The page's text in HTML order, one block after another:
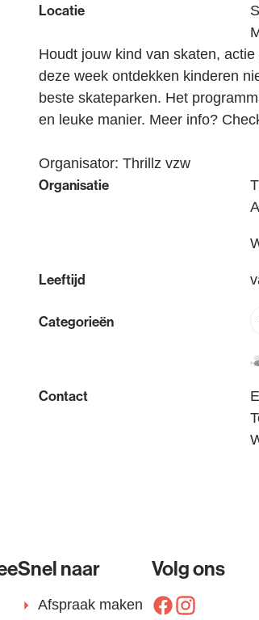
Locatie
Houdt jouw kind van skaten,
deze week ontdekken kinderen
beste skateparken. Het
en leuke manier. Meer info?
Organisator: Thrillz vzw
Organisatie
Leeftijd
Categorieën
Contact
Snel naar
Afspraak maken
Volg ons
Facebook
Instagram